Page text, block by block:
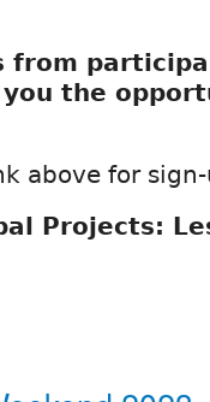
from
the
above for
Projects: